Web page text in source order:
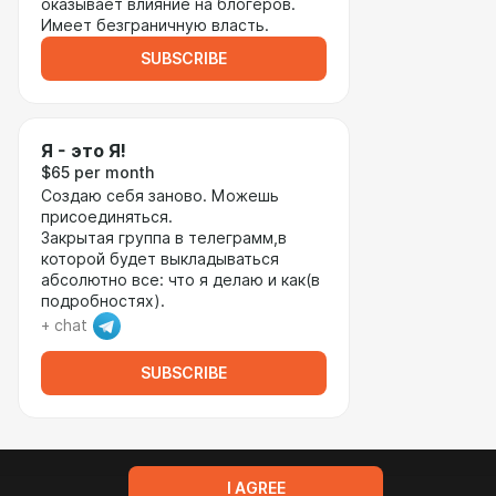
оказывает влияние на блогеров.
Имеет безграничную власть.
SUBSCRIBE
Я - это Я!
$65 per month
Создаю себя заново. Можешь
присоединяться.
Закрытая группа в телеграмм,в
которой будет выкладываться
абсолютно все: что я делаю и как(в
подробностях).
+ chat
SUBSCRIBE
I AGREE